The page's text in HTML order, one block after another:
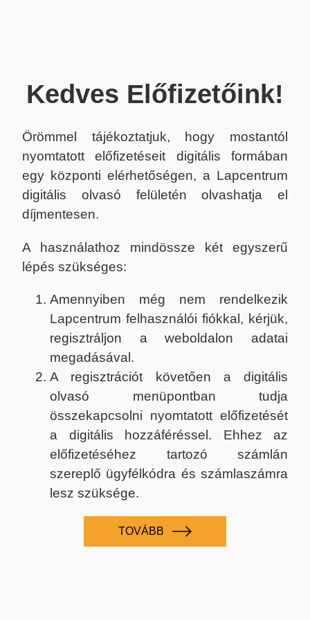
Kedves Előfizetőink!
Örömmel tájékoztatjuk, hogy mostantól
nyomtatott előfizetéseit digitális formában
egy központi elérhetőségen, a Lapcentrum
digitális olvasó felületén olvashatja el
díjmentesen.
A használathoz mindössze két egyszerű
lépés szükséges:
Amennyiben még nem rendelkezik
Lapcentrum felhasználói fiókkal, kérjük,
regisztráljon a weboldalon adatai
megadásával.
A regisztrációt követően a digitális
olvasó menüpontban tudja
összekapcsolni nyomtatott előfizetését
a digitális hozzáféréssel. Ehhez az
előfizetéséhez tartozó számlán
szereplő ügyfélkódra és számlaszámra
lesz szüksége.
TOVÁBB